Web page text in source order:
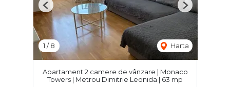
1 /8 Harta
Previous Next
Apartament 2 camere de vânzare | Monaco
Towers | Metrou Dimitrie Leonida | 63 mp